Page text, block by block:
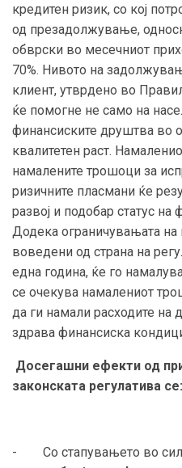
кредитен ризик, со кој
од презадолжување,
обврски во месечниот
70%. Нивото на
клиент, утврдено во
ќе помогне не само на
финансиските друштва во
квалитетен раст.
намалените трошоци за
ризичните пласмани ќе
развој и подобар статус
Додека ограничувањата
воведени од страна на
една година, ќе го
се очекува намалениот
да ги намали расходите
здрава финансиска
Досегашни ефекти од
законската регулатива се:
- Со стапувањето во сила